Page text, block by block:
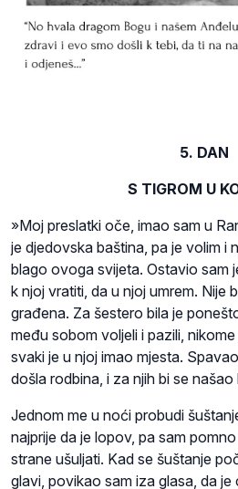
5. DAN
S TIGROM U
»Moj preslatki oče, imao sam u
je djedovska baština, pa je volim i
blago ovoga svijeta. Ostavio sam
k njoj vratiti, da u njoj umrem. Nije
građena. Za šestero bila je
među sobom voljeli i pazili,
svaki je u njoj imao mjesta.
došla rodbina, i za njih bi se našao
Jednom me u noći probudi
najprije da je lopov, pa sam
strane ušuljati. Kad se šuštanje
glavi, povikao sam iza glasa, da je